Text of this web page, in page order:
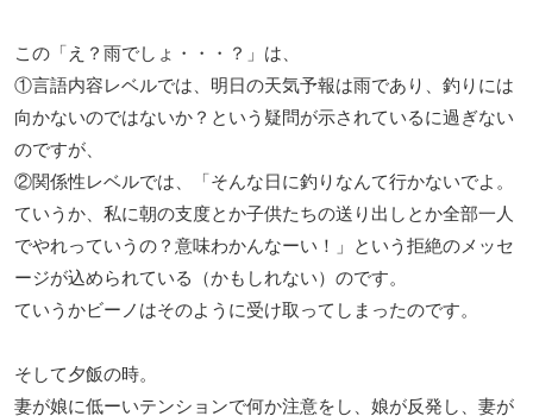
この「え？雨でしょ・・・？」は、
①言語内容レベルでは、明日の天気予報は雨であり、釣りには
向かないのではないか？という疑問が示されているに過ぎない
のですが、
②関係性レベルでは、「そんな日に釣りなんて行かないでよ。
ていうか、私に朝の支度とか子供たちの送り出しとか全部一人
でやれっていうの？意味わかんなーい！」という拒絶のメッセ
ージが込められている（かもしれない）のです。
ていうかビーノはそのように受け取ってしまったのです。
そして夕飯の時。
妻が娘に低ーいテンションで何か注意をし、娘が反発し、妻が